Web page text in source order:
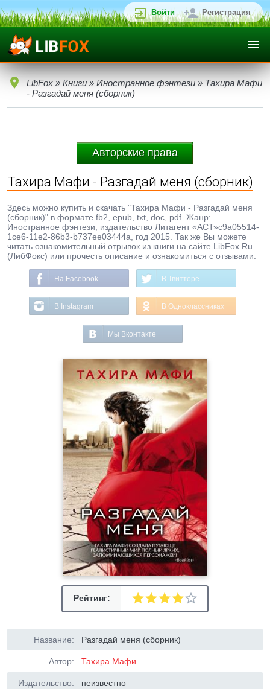
Войти Регистрация
LibFox » Книги » Иностранное фэнтези » Тахира Мафи
- Разгадай меня (сборник)
Авторские права
Тахира Мафи - Разгадай меня (сборник)
Здесь можно купить и скачать "Тахира Мафи - Разгадай меня
(сборник)" в формате fb2, epub, txt, doc, pdf. Жанр:
Иностранное фэнтези, издательство Литагент «АСТ»c9a05514-
1ce6-11e2-86b3-b737ee03444a, год 2015. Так же Вы можете
читать ознакомительный отрывок из книги на сайте LibFox.Ru
(ЛибФокс) или прочесть описание и ознакомиться с отзывами.
На Facebook В Твиттере
В Instagram В Одноклассниках
Мы Вконтакте
Рейтинг:
Название: Разгадай меня (сборник)
Автор: Тахира Мафи
Издательство: неизвестно